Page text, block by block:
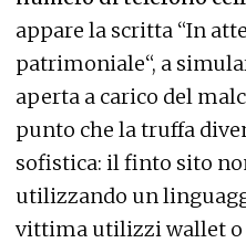
appare la scritta “In
patrimoniale“, a
aperta a carico del
punto che la truffa
sofistica: il finto sito
utilizzando un
vittima utilizzi wallet o